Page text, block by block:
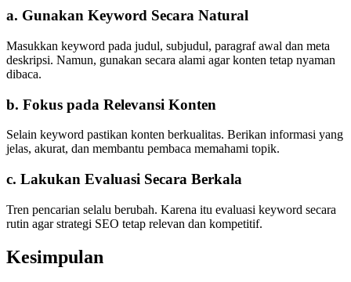
a. Gunakan Keyword Secara Natural
Masukkan keyword pada judul, subjudul, paragraf awal dan meta
deskripsi. Namun, gunakan secara alami agar konten tetap nyaman
dibaca.
b. Fokus pada Relevansi Konten
Selain keyword pastikan konten berkualitas. Berikan informasi yang
jelas, akurat, dan membantu pembaca memahami topik.
c. Lakukan Evaluasi Secara Berkala
Tren pencarian selalu berubah. Karena itu evaluasi keyword secara
rutin agar strategi SEO tetap relevan dan kompetitif.
Kesimpulan